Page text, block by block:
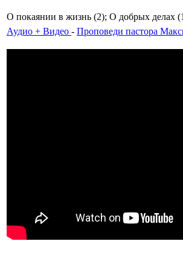
О покаянии в жизнь (2); О добрых делах
Аудио + Видео - Проповеди пастора